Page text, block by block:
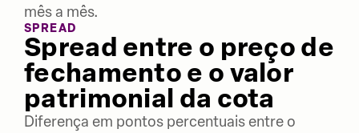
mês a mês.
SPREAD
Spread entre o preço de
fechamento e o valor
patrimonial da cota
Diferença em pontos percentuais entre o